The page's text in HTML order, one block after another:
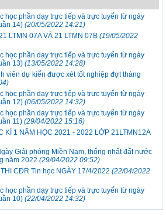
học phần dạy trực tiếp và trực tuyến từ ngày
14) (20/05/2022 14:21)
LTMN 07A VÀ 21 LTMN 07B (19/05/2022
học phần dạy trực tiếp và trực tuyến từ ngày
13) (13/05/2022 14:28)
viên dự kiến được xét tốt nghiệp đợt tháng
học phần dạy trực tiếp và trực tuyến từ ngày
12) (06/05/2022 14:32)
học phần dạy trực tiếp và trực tuyến từ ngày
11) (29/04/2022 15:16)
KÌ 1 NĂM HỌC 2021 - 2022 LỚP 21LTMN12A
Giải phóng Miền Nam, thống nhất đất nước
năm 2022 (29/04/2022 09:52)
CĐR Tin học NGÀY 17/4/2022 (22/04/2022
học phần dạy trực tiếp và trực tuyến từ ngày
10) (22/04/2022 14:32)